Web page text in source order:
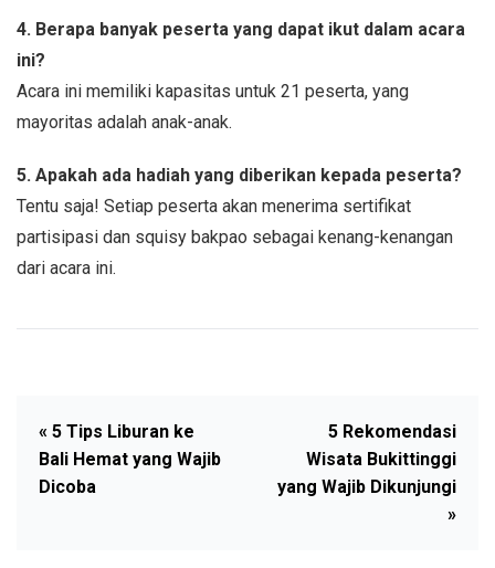
4. Berapa banyak peserta yang dapat ikut dalam acara
ini?
Acara ini memiliki kapasitas untuk 21 peserta, yang
mayoritas adalah anak-anak.
5. Apakah ada hadiah yang diberikan kepada peserta?
Tentu saja! Setiap peserta akan menerima sertifikat
partisipasi dan squisy bakpao sebagai kenang-kenangan
dari acara ini.
« 5 Tips Liburan ke
Bali Hemat yang Wajib
Dicoba
5 Rekomendasi
Wisata Bukittinggi
yang Wajib Dikunjungi
»